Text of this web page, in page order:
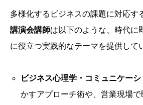
多様化するビジネスの課題に対応す
講演会講師は以下のような、時代に
に役立つ実践的なテーマを提供して
ビジネス心理学・コミュニケーシ
かすアプローチ術や、営業現場